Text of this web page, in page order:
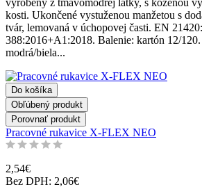
kosti. Ukončené vystuženou manžetou s
tvár, lemovaná v úchopovej časti. EN
388:2016+A1:2018. Balenie: kartón 12/
modrá/biela...
Do košíka
Obľúbený produkt
Porovnať produkt
Pracovné rukavice X-FLEX NEO
2,54€
Bez DPH: 2,06€